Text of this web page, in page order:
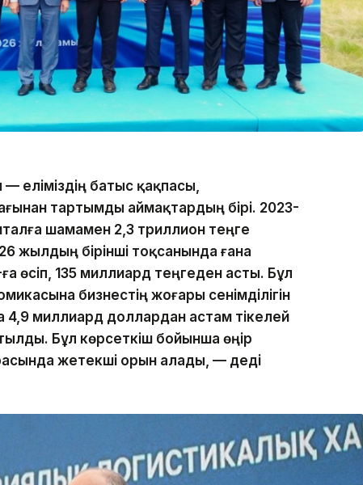
еліміздің батыс қақпасы,
тартымды аймақтардың бірі. 2023-
шамамен 2,3 триллион теңге
жылдың бірінші тоқсанында ғана
өсіп, 135 миллиард теңгеден асты. Бұл
бизнестің жоғары сенімділігін
4,9 миллиард доллардан астам тікелей
Бұл көрсеткіш бойынша өңір
жетекші орын алады, — деді